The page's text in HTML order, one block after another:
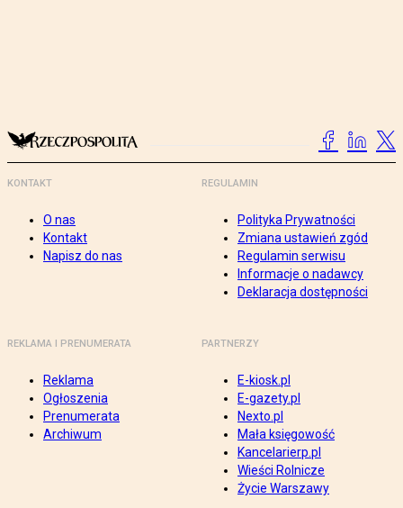
KONTAKT
O nas
Kontakt
Napisz do nas
REGULAMIN
Polityka Prywatności
Zmiana ustawień zgód
Regulamin serwisu
Informacje o nadawcy
Deklaracja dostępności
REKLAMA I PRENUMERATA
Reklama
Ogłoszenia
Prenumerata
Archiwum
PARTNERZY
E-kiosk.pl
E-gazety.pl
Nexto.pl
Mała księgowość
Kancelarierp.pl
Wieści Rolnicze
Życie Warszawy